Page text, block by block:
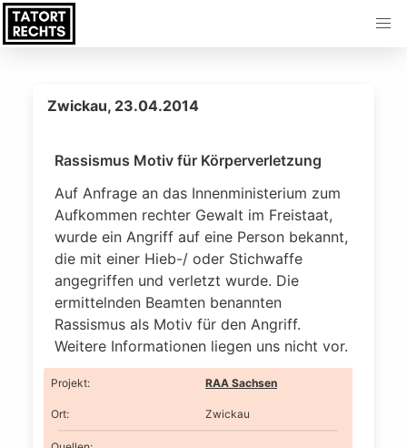
Zwickau, 23.04.2014
Rassismus Motiv für Körperverletzung
Auf Anfrage an das Innenministerium zum
Aufkommen rechter Gewalt im Freistaat,
wurde ein Angriff auf eine Person bekannt,
die mit einer Hieb-/ oder Stichwaffe
angegriffen und verletzt wurde. Die
ermittelnden Beamten benannten
Rassismus als Motiv für den Angriff.
Weitere Informationen liegen uns nicht vor.
Projekt: RAA Sachsen
Ort: Zwickau